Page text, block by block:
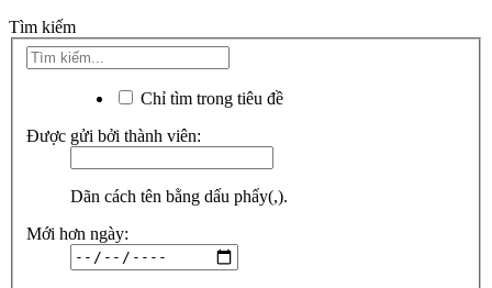
Tìm kiếm
Chỉ tìm trong tiêu đề
Được gửi bởi thành viên:
Dãn cách tên bằng dấu phẩy(,).
Mới hơn ngày: